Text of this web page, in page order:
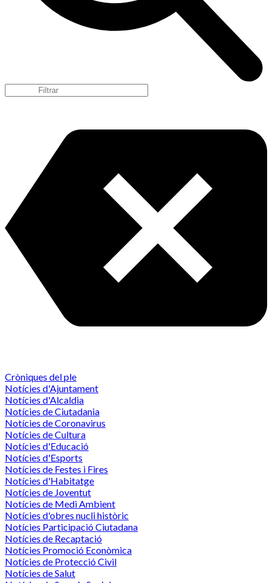
Cròniques del ple
Notícies d'Ajuntament
Notícies d'Alcaldia
Notícies de Ciutadania
Notícies de Coronavirus
Notícies de Cultura
Notícies d'Educació
Notícies d'Esports
Notícies de Festes i Fires
Notícies d'Habitatge
Notícies de Joventut
Notícies de Medi Ambient
Notícies d'obres nucli històric
Notícies Participació Ciutadana
Notícies de Recaptació
Notícies Promoció Econòmica
Notícies de Protecció Civil
Notícies de Salut